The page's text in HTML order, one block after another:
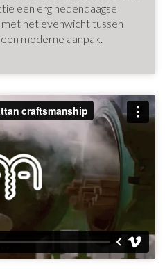
een erg hedendaagse
het evenwicht tussen
moderne aanpak.